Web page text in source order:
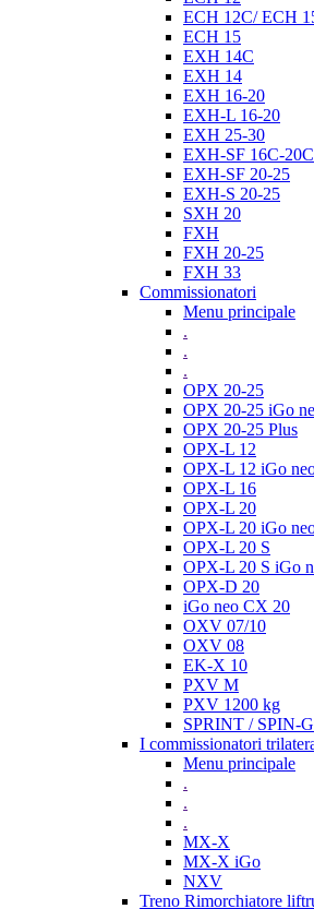
ECH 12C/ ECH
ECH 15
EXH 14C
EXH 14
EXH 16-20
EXH-L 16-20
EXH 25-30
EXH-SF 16C-20C
EXH-SF 20-25
EXH-S 20-25
SXH 20
FXH
FXH 20-25
FXH 33
Commissionatori
Menu principale
.
.
.
OPX 20-25
OPX 20-25 iGo
OPX 20-25 Plus
OPX-L 12
OPX-L 12 iGo
OPX-L 16
OPX-L 20
OPX-L 20 iGo
OPX-L 20 S
OPX-L 20 S iGo
OPX-D 20
iGo neo CX 20
OXV 07/10
OXV 08
EK-X 10
PXV M
PXV 1200 kg
SPRINT / SPIN-
I commissionatori
Menu principale
.
.
.
MX-X
MX-X iGo
NXV
Treno Rimorchiatore